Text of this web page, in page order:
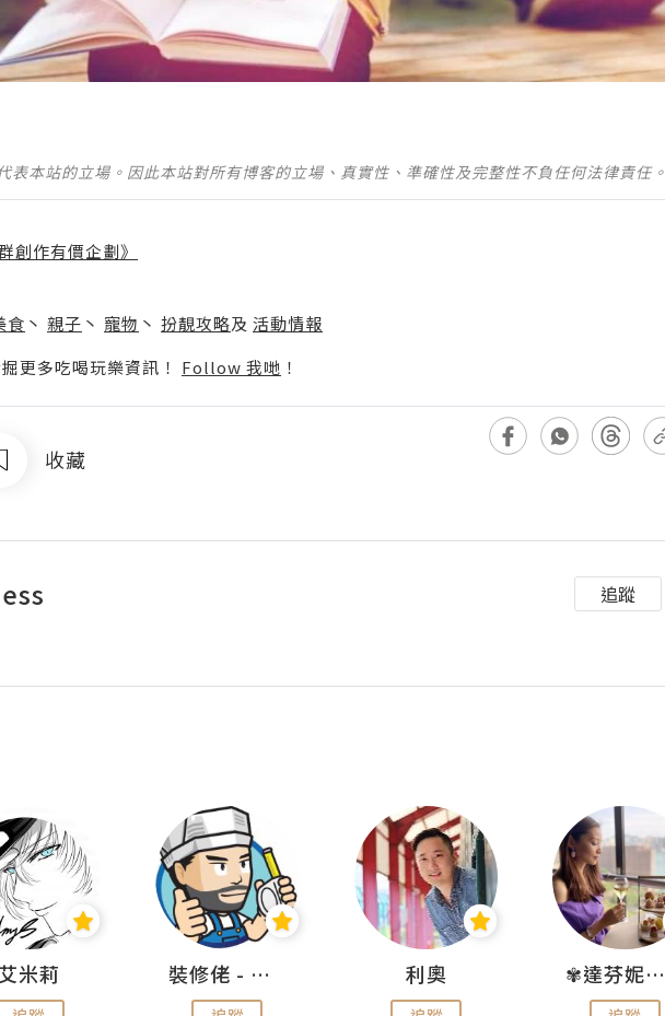
表本站的立場。因此本站對所有博客的立場、真實性、準確性及完整性不負任何法律責任。
創作有價企劃》
食 丶 親子 丶 寵物 丶 扮靚攻略及 活動情報
更多吃喝玩樂資訊！ Follow 我哋 ！
收藏
追蹤
艾米莉 裝修佬 - 香港一站式網上裝修平台 利奧 ✾達芬妮•愛孩子•愛生活✾